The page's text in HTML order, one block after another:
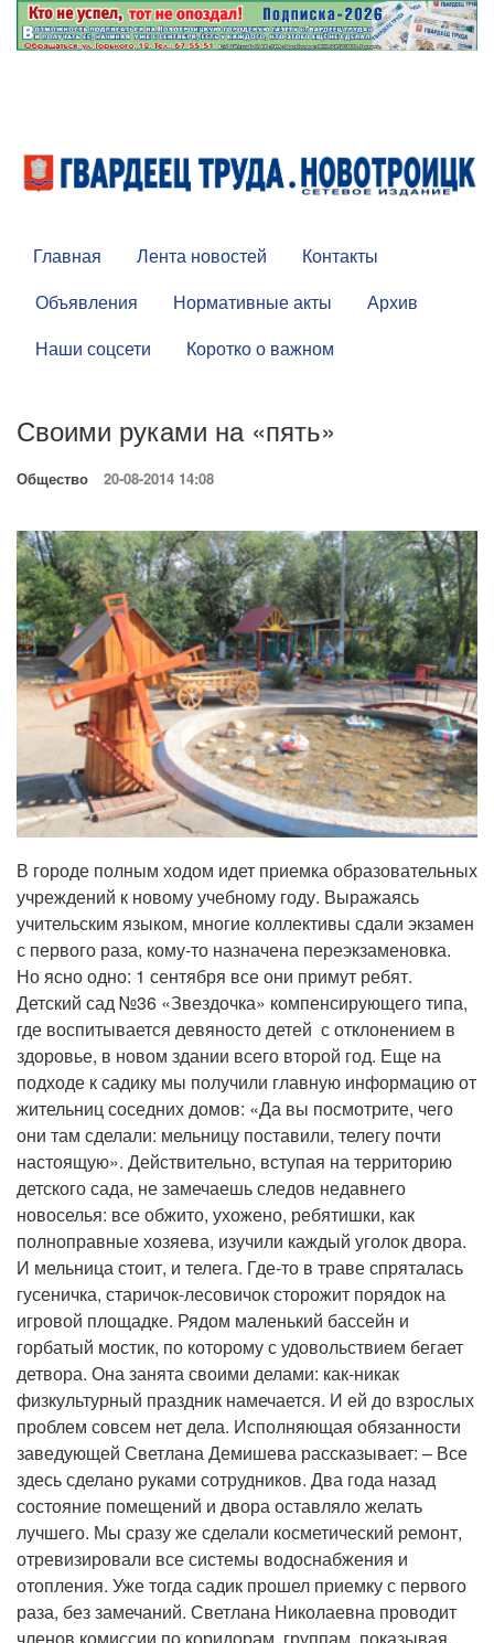
Главная Лента новостей
Контакты
Объявления
Нормативные акты
Архив
Наши соцсети
Коротко о важном
Своими руками на «пять»
Общество 20-08-2014 14:08
В городе полным ходом идет приемка образовательных
учреждений к новому учебному году. Выражаясь
учительским языком, многие коллективы сдали экзамен
с первого раза, кому-то назначена переэкзаменовка.
Но ясно одно: 1 сентября все они примут ребят.
Детский сад №36 «Звездочка» компенсирующего типа,
где воспитывается девяносто детей с отклонением в
здоровье, в новом здании всего второй год. Еще на
подходе к садику мы получили главную информацию от
жительниц соседних домов: «Да вы посмотрите, чего
они там сделали: мельницу поставили, телегу почти
настоящую». Действительно, вступая на территорию
детского сада, не замечаешь следов недавнего
новоселья: все обжито, ухожено, ребятишки, как
полноправные хозяева, изучили каждый уголок двора.
И мельница стоит, и телега. Где-то в траве спряталась
гусеничка, старичок-лесовичок сторожит порядок на
игровой площадке. Рядом маленький бассейн и
горбатый мостик, по которому с удовольствием бегает
детвора. Она занята своими делами: как-никак
физкультурный праздник намечается. И ей до взрослых
проблем совсем нет дела. Исполняющая обязанности
заведующей Светлана Демишева рассказывает: – Все
здесь сделано руками сотрудников. Два года назад
состояние помещений и двора оставляло желать
лучшего. Мы сразу же сделали косметический ремонт,
отревизировали все системы водоснабжения и
отопления. Уже тогда садик прошел приемку с первого
раза, без замечаний. Светлана Николаевна проводит